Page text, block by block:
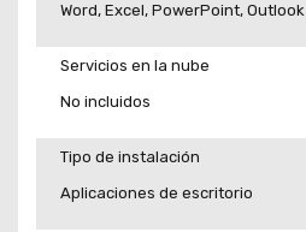
Word, Excel, PowerPoint, Outlook
Servicios en la nube
No incluidos
Tipo de instalación
Aplicaciones de escritorio